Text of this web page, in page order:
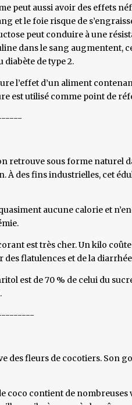
peut aussi avoir des effets
et le foie risque de
peut conduire à une
dans le sang augmentent,
de type 2.
l’effet d’un aliment
est utilisé comme point de
retrouve sous forme naturel
À des fins industrielles, cet
aucune calorie et
est très cher. Un kilo coûte
des flatulences et de la
est de 70 % de celui du
des fleurs de cocotiers. Son
coco contient de